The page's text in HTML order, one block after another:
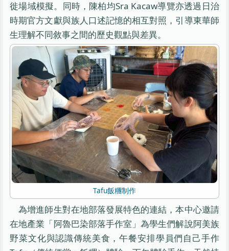
徙場域模擬。同時，陳柏均Sra Kacaw導覽亦透過日治
時期官方文獻與族人口述記憶的相互對照，引導東華師
生理解不同敘事之間的歷史觀點與差異。
Tafu飯糰制作
為增進師生對在地部落發展特色的連結，本中心邀請
在地產業「阿魯巴染部落手作室」為學生們解說阿美族
野菜文化與認識傳統美食，午餐安排學員們自己手作